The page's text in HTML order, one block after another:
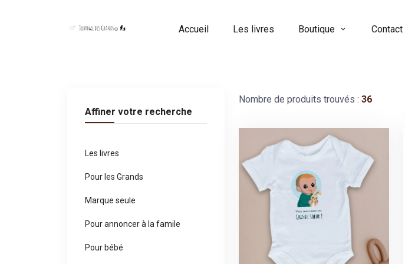
Accueil Les livres Boutique Contact
Nombre de produits trouvés : 36
Affiner votre recherche
Les livres
Pour les Grands
Marque seule
Pour annoncer à la famile
Pour bébé